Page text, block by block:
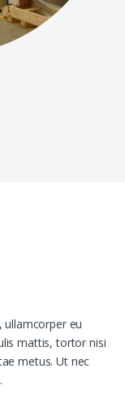
eu
mattis, tortor nisi
metus. Ut nec